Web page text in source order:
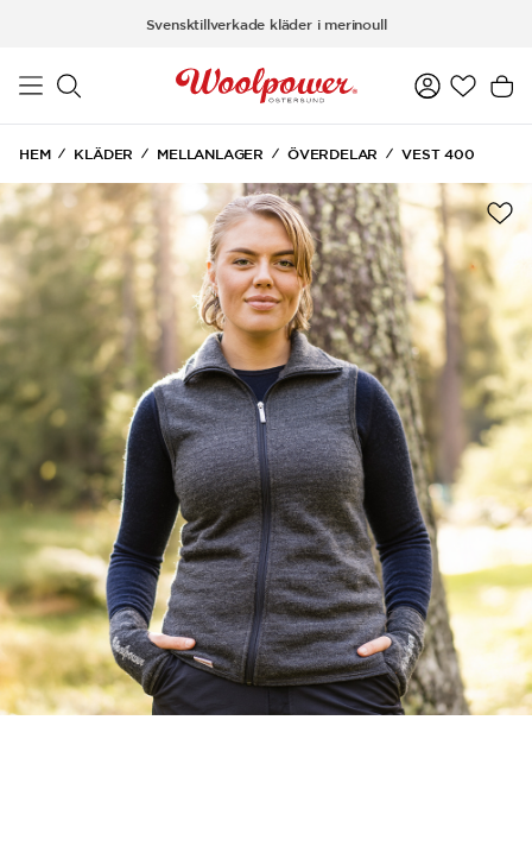
Hoppa till huvudinnehållSvensktillverkade kläder i merinoull
HEM KLÄDER MELLANLAGER ÖVERDELAR VEST 400